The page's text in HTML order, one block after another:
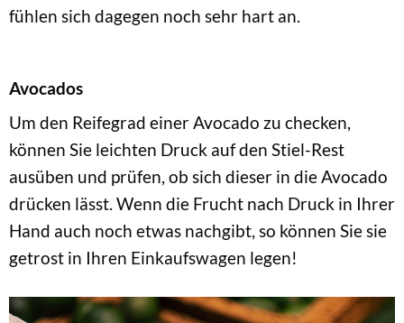
fühlen sich dagegen noch sehr hart an.
Avocados
Um den Reifegrad einer Avocado zu checken,
können Sie leichten Druck auf den Stiel-Rest
ausüben und prüfen, ob sich dieser in die Avocado
drücken lässt. Wenn die Frucht nach Druck in Ihrer
Hand auch noch etwas nachgibt, so können Sie sie
getrost in Ihren Einkaufswagen legen!